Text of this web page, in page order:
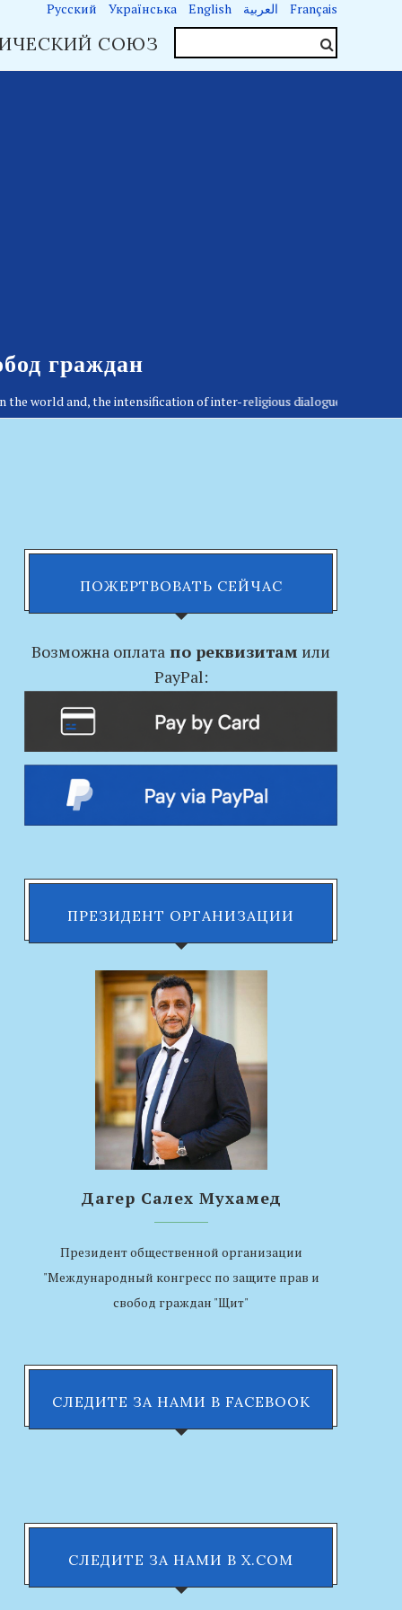
Русский Українська English العربية Français
СОЮЗ
граждан
ИСПОЛНЯЮЩИМ
ПОЖЕРТВОВАТЬ СЕЙЧАС
Возможна оплата по реквизитам или
PayPal:
ПРЕЗИДЕНТ ОРГАНИЗАЦИИ
Дагер Салех Мухамед
Президент общественной организации
"Международный конгресс по защите прав и
свобод граждан "Щит"
СЛЕДИТЕ ЗА НАМИ В FACEBOOK
СЛЕДИТЕ ЗА НАМИ В X.COM